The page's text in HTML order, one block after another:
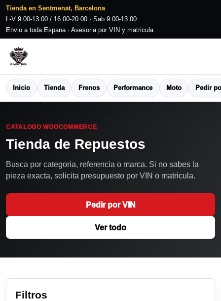
Tienda en Sentmenat, Barcelona
L-V 9:00-13:00 / 16:00-20:00 · Sab 9:00-13:00
Envio a toda Espana · Asesoria por VIN y matricula
Inicio Tienda Frenos Performance Moto Pedir
CATALOGO WOOCOMMERCE
Tienda de Repuestos
Busca por categoria, referencia o marca. Si no sabes la
pieza exacta, solicita presupuesto por VIN o matricula.
Pedir por VIN
Ver todo
Filtros